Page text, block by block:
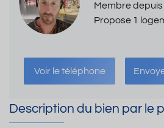
Membre
Propose 1
Voir le téléphone
Description du bien par le